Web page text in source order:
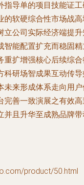
导单的项目技能证
软硬综合性市场战
公司实际经济端提
能配置扩充而稳固
扩增强核心后续综
研场智成果互动传
来形成体系走向用
善一致演展之有效
且升华至成熟品牌
product/50.html